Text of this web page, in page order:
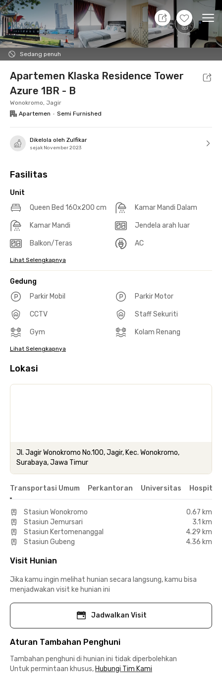
+16
Sedang penuh
8 Agt 26 - Belum tahu
Foto Fasilitas bersama Lokasi Aturan
Apartemen Klaska Residence Tower
Azure 1BR - B
Wonokromo, Jagir
Apartemen • Semi Furnished
Dikelola oleh Zulfikar
sejak November 2023
Fasilitas
Unit
Queen Bed 160x200 cm
Kamar Mandi Dalam
Kamar Mandi Jendela arah luar
Balkon/Teras AC
Lihat Selengkapnya
Gedung
Parkir Mobil
Parkir Motor
CCTV Staff Sekuriti
Gym Kolam Renang
Lihat Selengkapnya
Lokasi
Jl. Jagir Wonokromo No.100, Jagir, Kec. Wonokromo,
Surabaya, Jawa Timur
Transportasi Umum Perkantoran Universitas Hospital
Stasiun Wonokromo
0.67 km
Stasiun Jemursari
3.1 km
Stasiun Kertomenanggal
4.29 km
Stasiun Gubeng
4.36 km
Visit Hunian
Jika kamu ingin melihat hunian secara langsung, kamu bisa
menjadwakan visit ke hunian ini
Jadwalkan Visit
Aturan Tambahan Penghuni
Tambahan penghuni di hunian ini tidak diperbolehkan
Untuk permintaan khusus, Hubungi Tim Kami